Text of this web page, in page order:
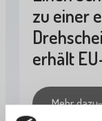
zu einer
erhält
Mehr dazu